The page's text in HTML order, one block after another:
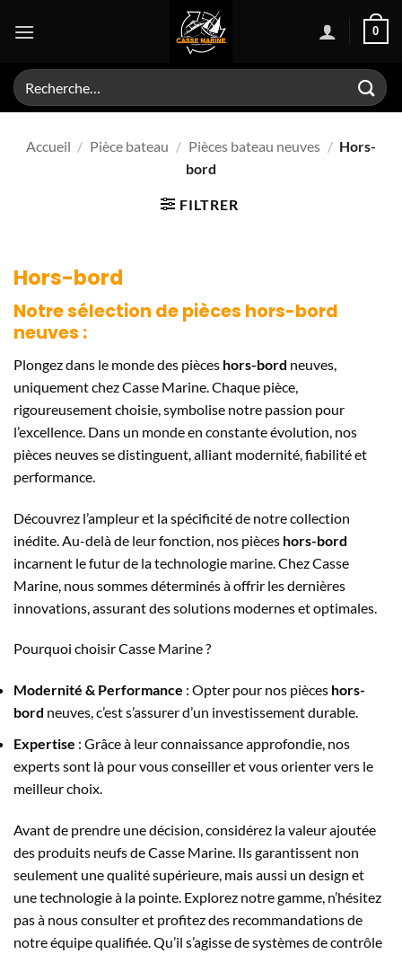
0
Recherche
pour :
Accueil / Pièce bateau / Pièces bateau neuves / Hors-
bord
FILTRER
Hors-bord
Notre sélection de pièces hors-bord
neuves :
Plongez dans le monde des pièces hors-bord neuves,
uniquement chez Casse Marine. Chaque pièce,
rigoureusement choisie, symbolise notre passion pour
l’excellence. Dans un monde en constante évolution, nos
pièces neuves se distinguent, alliant modernité, fiabilité et
performance.
Découvrez l’ampleur et la spécificité de notre collection
inédite. Au-delà de leur fonction, nos pièces hors-bord
incarnent le futur de la technologie marine. Chez Casse
Marine, nous sommes déterminés à offrir les dernières
innovations, assurant des solutions modernes et optimales.
Pourquoi choisir Casse Marine ?
Modernité & Performance : Opter pour nos pièces hors-
bord neuves, c’est s’assurer d’un investissement durable.
Expertise : Grâce à leur connaissance approfondie, nos
experts sont là pour vous conseiller et vous orienter vers le
meilleur choix.
Avant de prendre une décision, considérez la valeur ajoutée
des produits neufs de Casse Marine. Ils garantissent non
seulement une qualité supérieure, mais aussi un design et
une technologie à la pointe. Explorez notre gamme, n’hésitez
pas à nous consulter et profitez des recommandations de
notre équipe qualifiée. Qu’il s’agisse de systèmes de contrôle